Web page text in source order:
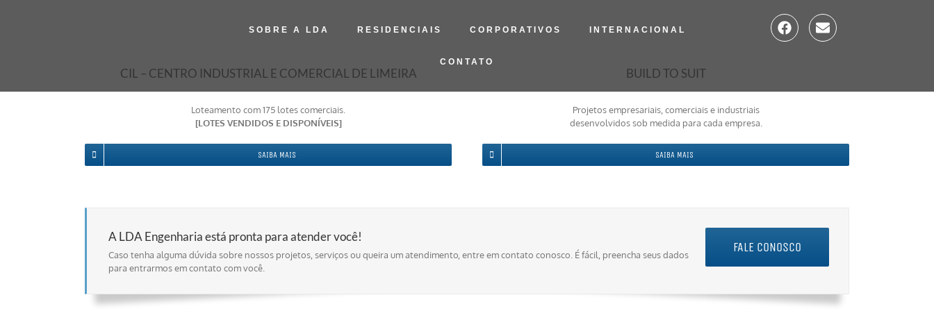
SOBRE A LDA RESIDENCIAIS CORPORATIVOS INTERNACIONAL
CONTATO
CIL – CENTRO INDUSTRIAL E COMERCIAL DE LIMEIRA
Loteamento com 175 lotes comerciais.
[LOTES VENDIDOS E DISPONÍVEIS]
SAIBA MAIS
BUILD TO SUIT
Projetos empresariais, comerciais e industriais
desenvolvidos sob medida para cada empresa.
SAIBA MAIS
FALE CONOSCO
A LDA Engenharia está pronta para atender você!
Caso tenha alguma dúvida sobre nossos projetos, serviços ou queira um atendimento, entre em contato conosco. É fácil, preencha seus dados
para entrarmos em contato com você.